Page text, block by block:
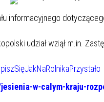
informacyjnego
udział wziął m.in.
w-calym-kraju-